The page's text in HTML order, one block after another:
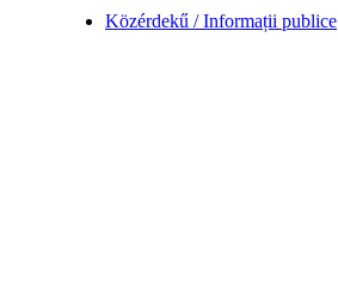
Közérdekű / Informații publice